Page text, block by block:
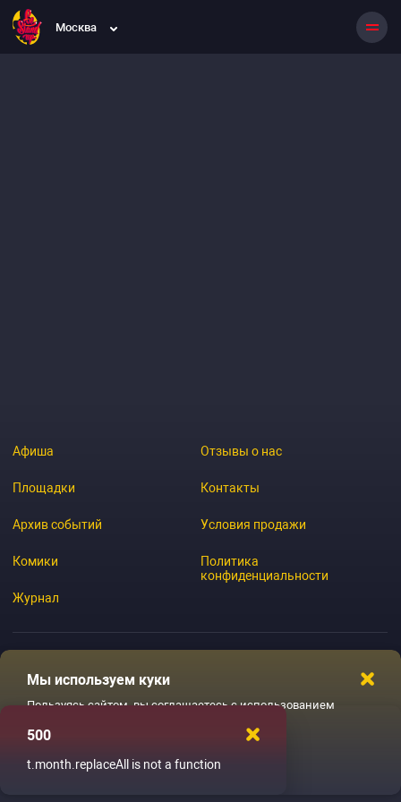
Москва
Афиша
Площадки
Архив событий
Комики
Журнал
Отзывы о нас
Контакты
Условия продажи
Политика
конфиденциальности
Мы используем куки
Пользуясь сайтом, вы соглашаетесь с использованием
Ладненько
500
t.month.replaceAll is not a function